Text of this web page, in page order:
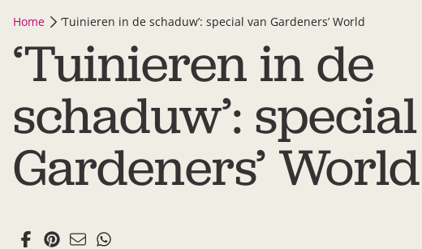
Home ‘Tuinieren in de schaduw’: special van Gardeners’ World
‘Tuinieren in de
schaduw’:
Gardeners’ World